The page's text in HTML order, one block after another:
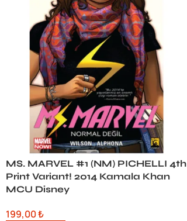
MS. MARVEL #1 (NM) PICHELLI 4th
Print Variant! 2014 Kamala Khan
MCU Disney
199,00₺